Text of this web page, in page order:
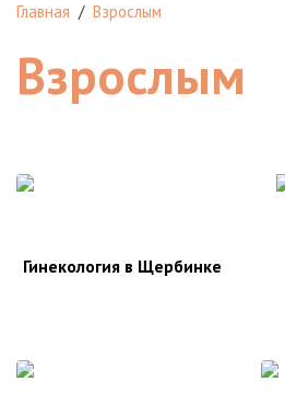
Главная / Взрослым
Взрослым
Гинекология в Щербинке